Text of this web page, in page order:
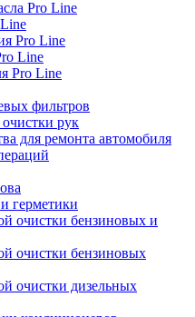
Pro Line
Pro Line
Line
Pro Line
фильтров
рук
для ремонта автомобиля
герметики
очистки бензиновых и
очистки бензиновых
очистки дизельных